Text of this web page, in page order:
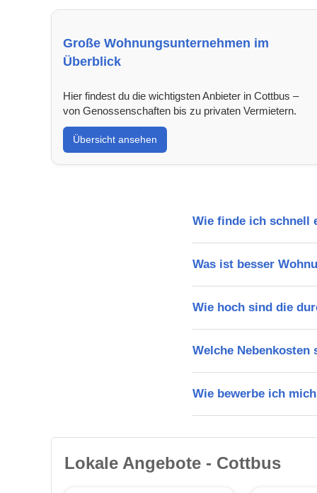
Große Wohnungsunternehmen im
Überblick
Hier findest du die wichtigsten Anbieter in Cottbus –
von Genossenschaften bis zu privaten Vermietern.
Übersicht ansehen
Wie finde ich schnell
Was ist besser
Wie hoch sind die
Welche Nebenkosten
Wie bewerbe ich
Lokale Angebote - Cottbus